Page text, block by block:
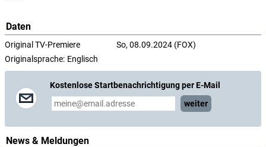
Daten
Original TV-Premiere
So, 08.09.2024 (FOX)
Originalsprache: Englisch
Kostenlose Startbenachrichtigung per E-Mail
weiter
News & Meldungen